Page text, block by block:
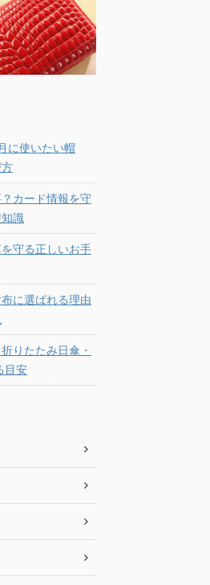
に使いたい帽
カード情報を守
識
守る正しいお手
に選ばれる理由
りたたみ日傘・
目安